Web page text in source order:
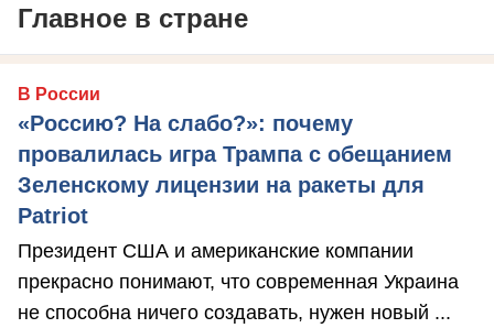
Главное в стране
В России
«Россию? На слабо?»: почему
провалилась игра Трампа с обещанием
Зеленскому лицензии на ракеты для
Patriot
Президент США и американские компании
прекрасно понимают, что современная Украина
не способна ничего создавать, нужен новый ...